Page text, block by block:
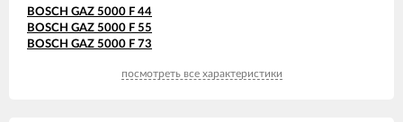
BOSCH GAZ 5000 F 44
BOSCH GAZ 5000 F 55
BOSCH GAZ 5000 F 73
посмотреть все характеристики